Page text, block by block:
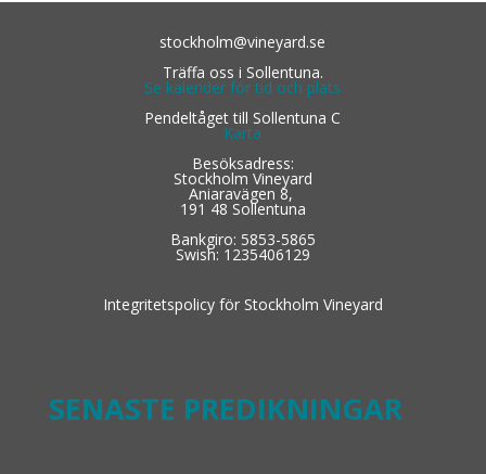
stockholm@vineyard.se
Träffa oss i Sollentuna.
Se kalender för tid och plats
Pendeltåget till Sollentuna C
Karta
Besöksadress:
Stockholm Vineyard
Aniaravägen 8,
191 48 Sollentuna
Bankgiro: 5853-5865
Swish: 1235406129
Integritetspolicy för Stockholm Vineyard
SENASTE PREDIKNINGAR